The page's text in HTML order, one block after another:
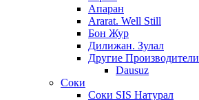
Апаран
Ararat. Well Still
Бон Жур
Дилижан. Зулал
Другие Производители
Dausuz
Соки
Соки SIS Натурал